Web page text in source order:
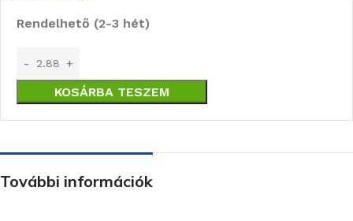
Rendelhető (2-3 hét)
KOSÁRBA TESZEM
További információk